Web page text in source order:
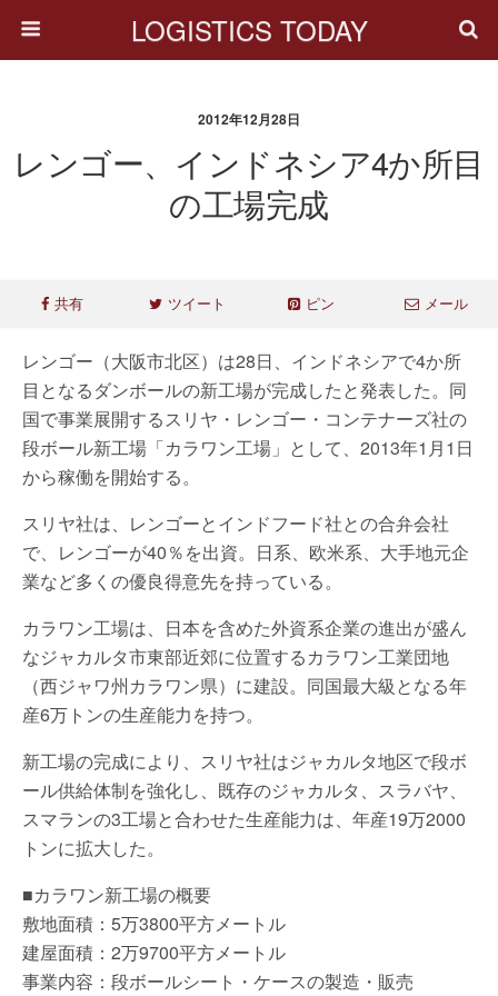
LOGISTICS TODAY
2012年12月28日
レンゴー、インドネシア4か所目
の工場完成
共有 ツイート ピン メール
レンゴー（大阪市北区）は28日、インドネシアで4か所
目となるダンボールの新工場が完成したと発表した。同
国で事業展開するスリヤ・レンゴー・コンテナーズ社の
段ボール新工場「カラワン工場」として、2013年1月1日
から稼働を開始する。
スリヤ社は、レンゴーとインドフード社との合弁会社
で、レンゴーが40％を出資。日系、欧米系、大手地元企
業など多くの優良得意先を持っている。
カラワン工場は、日本を含めた外資系企業の進出が盛ん
なジャカルタ市東部近郊に位置するカラワン工業団地
（西ジャワ州カラワン県）に建設。同国最大級となる年
産6万トンの生産能力を持つ。
新工場の完成により、スリヤ社はジャカルタ地区で段ボ
ール供給体制を強化し、既存のジャカルタ、スラバヤ、
スマランの3工場と合わせた生産能力は、年産19万2000
トンに拡大した。
■カラワン新工場の概要
敷地面積：5万3800平方メートル
建屋面積：2万9700平方メートル
事業内容：段ボールシート・ケースの製造・販売